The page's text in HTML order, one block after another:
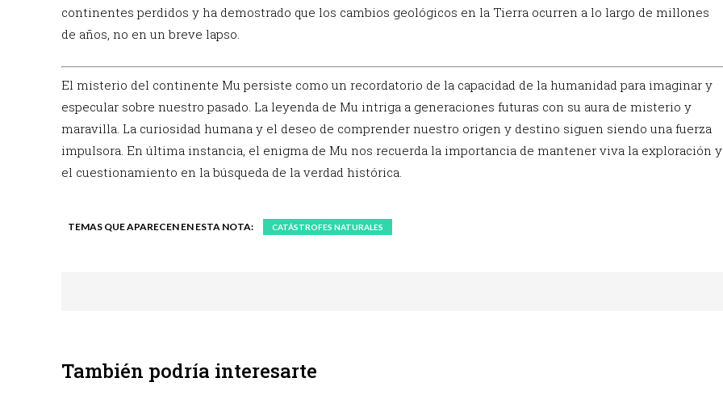
continentes perdidos y ha demostrado que los cambios geológicos en la Tierra ocurren a lo largo de millones
de años, no en un breve lapso.
El misterio del continente Mu persiste como un recordatorio de la capacidad de la humanidad para imaginar y
especular sobre nuestro pasado. La leyenda de Mu intriga a generaciones futuras con su aura de misterio y
maravilla. La curiosidad humana y el deseo de comprender nuestro origen y destino siguen siendo una fuerza
impulsora. En última instancia, el enigma de Mu nos recuerda la importancia de mantener viva la exploración y
el cuestionamiento en la búsqueda de la verdad histórica.
TEMAS QUE APARECEN EN ESTA NOTA: CATÁSTROFES NATURALES
También podría interesarte